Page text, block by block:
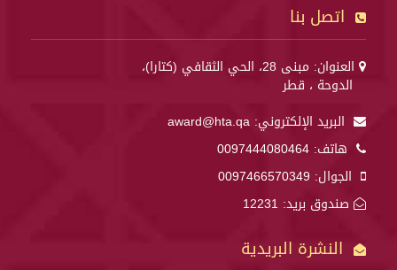
اتصل بنا
العنوان: مبنى 28، الحي الثقافي (كتارا)،
الدوحة ، قطر
البريد الإلكتروني: award@hta.qa
هاتف: 0097444080464
الجوال: 0097466570349
صندوق بريد: 12231
النشرة البريدية